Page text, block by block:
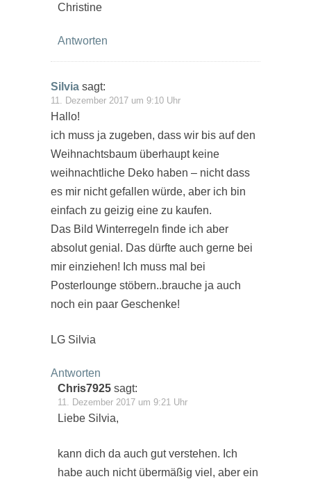
Christine
Antworten
Silvia sagt:
11. Dezember 2017 um 9:10 Uhr
Hallo!
ich muss ja zugeben, dass wir bis auf den
Weihnachtsbaum überhaupt keine
weihnachtliche Deko haben – nicht dass
es mir nicht gefallen würde, aber ich bin
einfach zu geizig eine zu kaufen.
Das Bild Winterregeln finde ich aber
absolut genial. Das dürfte auch gerne bei
mir einziehen! Ich muss mal bei
Posterlounge stöbern..brauche ja auch
noch ein paar Geschenke!
LG Silvia
Antworten
Chris7925 sagt:
11. Dezember 2017 um 9:21 Uhr
Liebe Silvia,
kann dich da auch gut verstehen. Ich
habe auch nicht übermäßig viel, aber ein